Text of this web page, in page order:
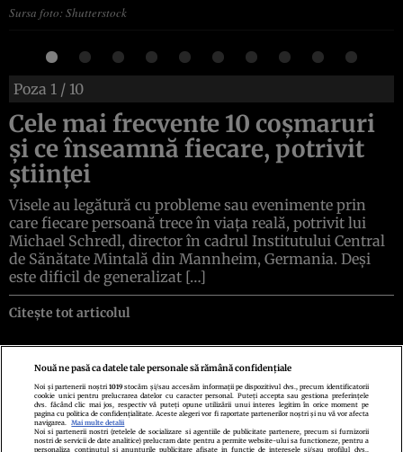
Sursa foto: Shutterstock
Poza 1 / 10
Cele mai frecvente 10 coșmaruri
și ce înseamnă fiecare, potrivit
științei
Visele au legătură cu probleme sau evenimente prin
care fiecare persoană trece în viața reală, potrivit lui
Michael Schredl, director în cadrul Institutului Central
de Sănătate Mintală din Mannheim, Germania. Deși
este dificil de generalizat […]
Citește tot articolul
Politica de confidenţialitatePolitica de cookiesTermeni şi condiţii
Echipa redacționalăContactSetări Cookies
Nouă ne pasă ca datele tale personale să rămână confidențiale
Noi și partenerii noștri1019 stocăm și/sau accesăm informații pe dispozitivul dvs., precum identificatorii
cookie unici pentru prelucrarea datelor cu caracter personal. Puteți accepta sau gestiona preferințele
dvs. făcând clic mai jos, respectiv vă puteți opune utilizării unui interes legitim în orice moment pe
pagina cu politica de confidențialitate. Aceste alegeri vor fi raportate partenerilor noștri și nu vă vor afecta
navigarea.
Mai multe detalii
Noi si partenerii nostri (retelele de socializare si agentiile de publicitate partenere, precum si furnizorii
nostri de servicii de date analitice) prelucram date pentru a permite website-ului sa functioneze, pentru a
personaliza continutul si anunturile publicitare afisate in functie de interesele si/sau profilul dvs.,